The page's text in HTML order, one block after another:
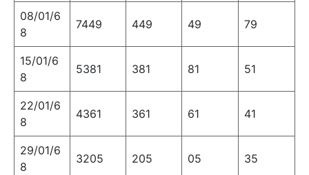
08/01/6
8
7449 449 49 79
15/01/6
8
5381 381 81 51
22/01/6
8
4361 361 61 41
29/01/6
8
3205 205 05 35